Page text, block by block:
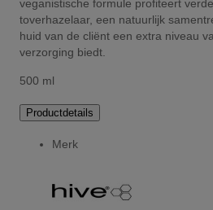
veganistische formule profiteert
toverhazelaar, een natuurlijk
huid van de cliënt een extra niveau
verzorging biedt.
500 ml
Productdetails
Merk